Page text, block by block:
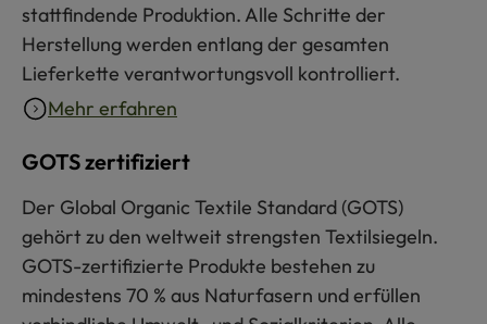
stattfindende Produktion. Alle Schritte der
Herstellung werden entlang der gesamten
Lieferkette verantwortungsvoll kontrolliert.
Mehr erfahren
GOTS zertifiziert
Der Global Organic Textile Standard (GOTS)
gehört zu den weltweit strengsten Textilsiegeln.
GOTS-zertifizierte Produkte bestehen zu
mindestens 70 % aus Naturfasern und erfüllen